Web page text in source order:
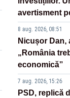
avertisment
8 aug. 2026, 08:51
Nicușor Dan,
„România
economică”
7 aug. 2026, 15:26
PSD, replică